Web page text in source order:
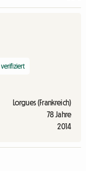
Lorgues (Frankreich)
78 Jahre
2014